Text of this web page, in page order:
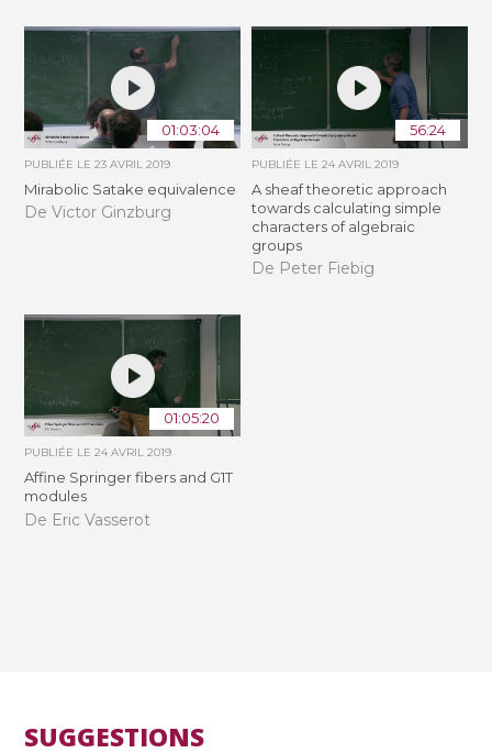
01:03:04
PUBLIÉE LE23 AVRIL 2019
Mirabolic Satake equivalence
De Victor Ginzburg
56:24
PUBLIÉE LE 24 AVRIL 2019
A sheaf theoretic approach
towards calculating simple
characters of algebraic
groups
De Peter Fiebig
01:05:20
PUBLIÉE LE24 AVRIL 2019
Affine Springer fibers and G1T
modules
De Eric Vasserot
SUGGESTIONS